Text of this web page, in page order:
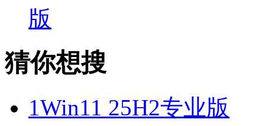
版
猜你想搜
1Win11 25H2专业版